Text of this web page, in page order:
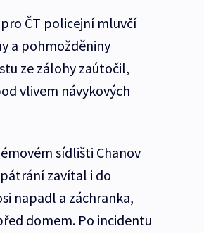
ČT policejní mluvčí
a pohmožděniny
ze zálohy zaútočil,
vlivem návykových
sídlišti Chanov
zavítal i do
napadl a záchranka,
domem. Po incidentu